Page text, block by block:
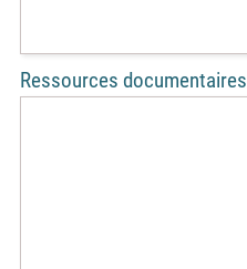
Ressources documentaires